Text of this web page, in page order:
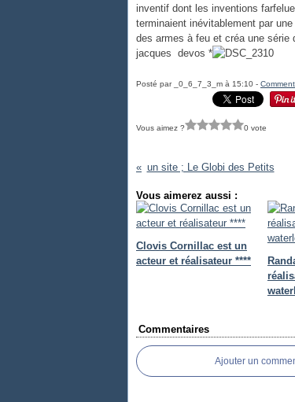
inventif dont les inventions
terminaient inévitablement par
des armes à feu et créa une
jacques devos *
Posté par _0_6_7_3_m à 15:10 -
Vous aimez ? 0 vote
un site ; Le Globi des Petits
Vous aimerez aussi :
Clovis Cornillac est un
acteur et réalisateur ****
Commentaires
Ajouter un